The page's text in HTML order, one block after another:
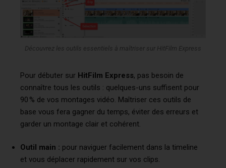
Découvrez les outils essentiels à maîtriser sur HitFilm Express
Pour débuter sur HitFilm Express, pas besoin de
connaître tous les outils : quelques-uns suffisent pour
90 % de vos montages vidéo. Maîtriser ces outils de
base vous fera gagner du temps, éviter des erreurs et
garder un montage clair et cohérent.
Outil main : pour naviguer facilement dans la timeline
et vous déplacer rapidement sur vos clips.